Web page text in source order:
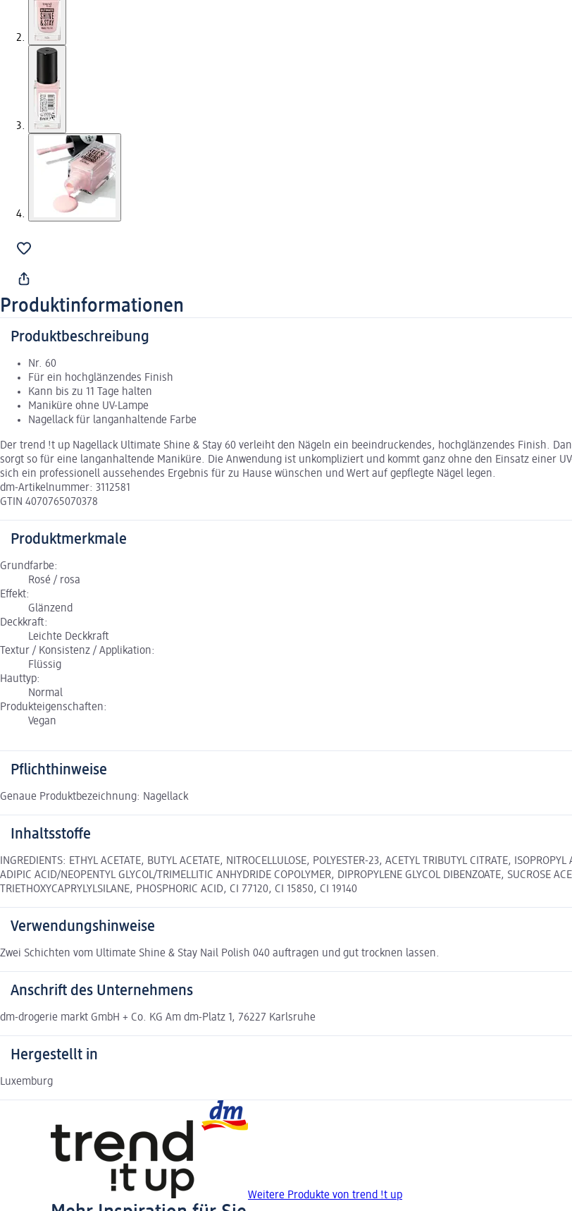
Produktinformationen
Produktbeschreibung
Nr. 60
Für ein hochglänzendes Finish
Kann bis zu 11 Tage halten
Maniküre ohne UV-Lampe
Nagellack für langanhaltende Farbe
Der trend !t up Nagellack Ultimate Shine & Stay 60 verleiht den Nägeln ein beeindruckendes, hochglänzendes Finish.
sorgt so für eine langanhaltende Maniküre. Die Anwendung ist unkompliziert und kommt ganz ohne den Einsatz einer
sich ein professionell aussehendes Ergebnis für zu Hause wünschen und Wert auf gepflegte Nägel legen.
dm-Artikelnummer: 3112581
GTIN 4070765070378
Produktmerkmale
Grundfarbe:
Rosé / rosa
Effekt:
Glänzend
Deckkraft:
Leichte Deckkraft
Textur / Konsistenz / Applikation:
Flüssig
Hauttyp:
Normal
Produkteigenschaften:
Vegan
Pflichthinweise
Genaue Produktbezeichnung: Nagellack
Inhaltsstoffe
INGREDIENTS: ETHYL ACETATE, BUTYL ACETATE, NITROCELLULOSE, POLYESTER-23, ACETYL TRIBUTYL CITRATE,
ADIPIC ACID/NEOPENTYL GLYCOL/TRIMELLITIC ANHYDRIDE COPOLYMER, DIPROPYLENE GLYCOL DIBENZOATE, SUCROSE
TRIETHOXYCAPRYLYLSILANE, PHOSPHORIC ACID, CI 77120, CI 15850, CI 19140
Verwendungshinweise
Zwei Schichten vom Ultimate Shine & Stay Nail Polish 040 auftragen und gut trocknen lassen.
Anschrift des Unternehmens
dm-drogerie markt GmbH + Co. KG Am dm-Platz 1, 76227 Karlsruhe
Hergestellt in
Luxemburg
Weitere Produkte von trend !t up